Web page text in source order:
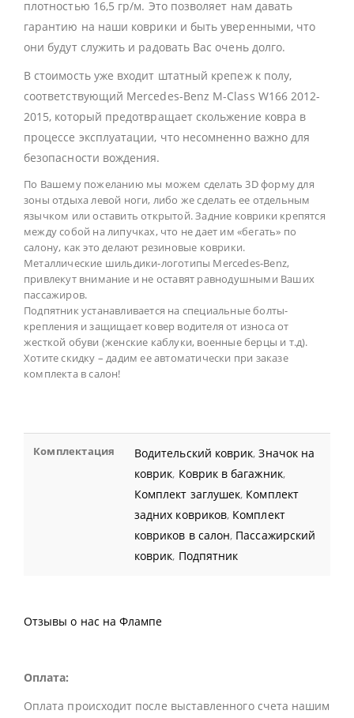
плотностью 16,5 гр/м. Это позволяет нам давать
гарантию на наши коврики и быть уверенными, что
они будут служить и радовать Вас очень долго.
В стоимость уже входит штатный крепеж к полу,
соответствующий Mercedes-Benz M-Class W166 2012-
2015, который предотвращает скольжение ковра в
процессе эксплуатации, что несомненно важно для
безопасности вождения.
По Вашему пожеланию мы можем сделать 3D форму для
зоны отдыха левой ноги, либо же сделать ее отдельным
язычком или оставить открытой. Задние коврики крепятся
между собой на липучках, что не дает им «бегать» по
салону, как это делают резиновые коврики.
Металлические шильдики-логотипы Mercedes-Benz,
привлекут внимание и не оставят равнодушными Ваших
пассажиров.
Подпятник устанавливается на специальные болты-
крепления и защищает ковер водителя от износа от
жесткой обуви (женские каблуки, военные берцы и т.д).
Хотите скидку – дадим ее автоматически при заказе
комплекта в салон!
Комплектация Водительский коврик,Значок на
коврик, Коврик в багажник,
Комплект заглушек, Комплект
задних ковриков, Комплект
ковриков в салон, Пассажирский
коврик, Подпятник
Отзывы о нас на Флампе
Оплата:
Оплата происходит после выставленного счета нашим